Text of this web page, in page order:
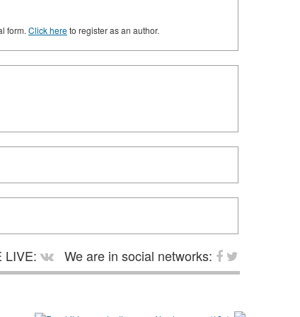
form. Click hereto register as an author.
LIVE:
We are in social networks: